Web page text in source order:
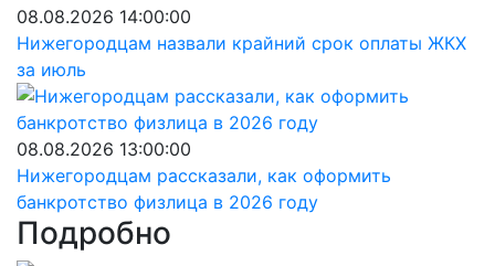
08.08.2026 14:00:00
Нижегородцам назвали крайний срок оплаты ЖКХ
за июль
08.08.2026 13:00:00
Нижегородцам рассказали, как оформить
банкротство физлица в 2026 году
Подробно